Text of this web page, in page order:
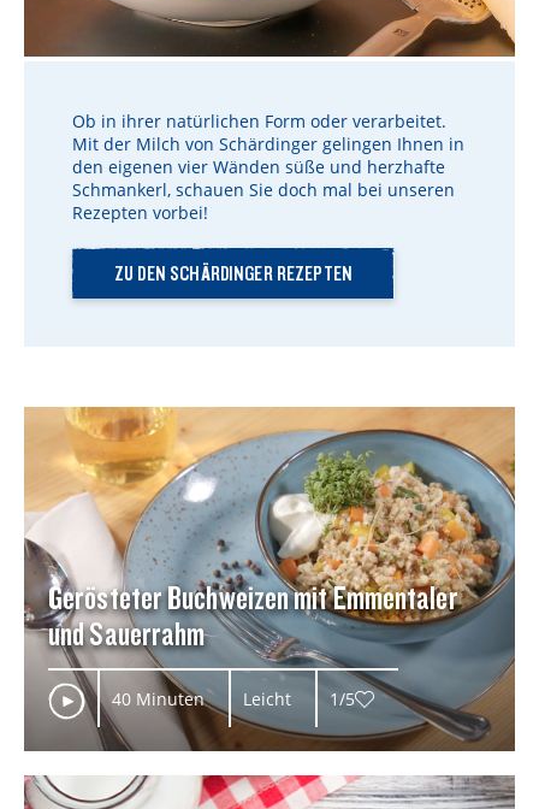
Ob in ihrer natürlichen Form oder verarbeitet.
Mit der Milch von Schärdinger gelingen Ihnen in
den eigenen vier Wänden süße und herzhafte
Schmankerl, schauen Sie doch mal bei unseren
Rezepten vorbei!
ZU DEN SCHÄRDINGER REZEPTEN
Gerösteter Buchweizen mit Emmentaler
und Sauerrahm
40 Minuten Leicht 1/5